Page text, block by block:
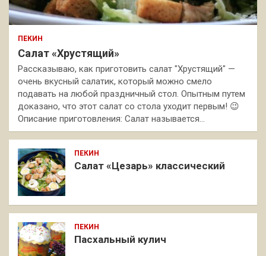
ПЕКИН
Салат «Хрустящий»
Рассказываю, как приготовить салат "Хрустящий" —
очень вкусный салатик, который можно смело
подавать на любой праздничный стол. Опытным путем
доказано, что этот салат со стола уходит первым! 😉
Описание приготовления: Салат называется…
ПЕКИН
Салат «Цезарь» классический
ПЕКИН
Пасхальный кулич